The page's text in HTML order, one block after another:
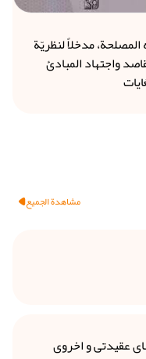
مدخلاً لنظريّة
واجتهاد المبادئ
مشاهدة الجميع
عقیدتی و اخروی